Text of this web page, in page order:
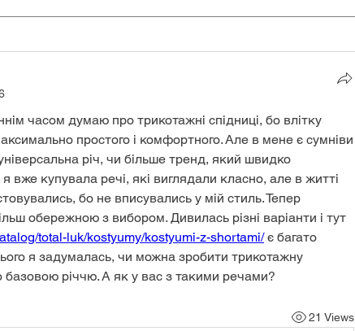
часом думаю про трикотажні спідниці, бо влітку
простого і комфортного. Але в мене є сумніви
річ, чи більше тренд, який швидко
вже купувала речі, які виглядали класно, але в житті
бо не вписувались у мій стиль. Тепер
total-luk/kostyumy/kostyumi-z-shortami/ є багато
я задумалась, чи можна зробити трикотажну
базовою річчю. А як у вас з такими речами?
21 Views